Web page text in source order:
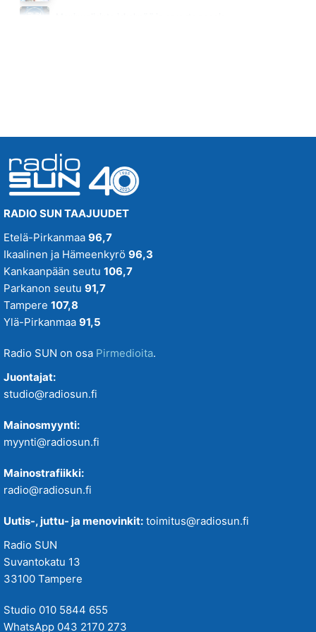
RADIO SUN TAAJUUDET
Etelä-Pirkanmaa 96,7
Ikaalinen ja Hämeenkyrö 96,3
Kankaanpään seutu 106,7
Parkanon seutu 91,7
Tampere 107,8
Ylä-Pirkanmaa 91,5
Radio SUN on osa Pirmedioita.
Juontajat:
studio@radiosun.fi
Mainosmyynti:
myynti@radiosun.fi
Mainostrafiikki:
radio@radiosun.fi
Uutis-, juttu- ja menovinkit: toimitus@radiosun.fi
Radio SUN
Suvantokatu 13
33100 Tampere
Studio 010 5844 655
WhatsApp 043 2170 273